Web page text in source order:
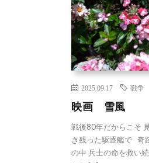
2025.09.17 戦争
映画 雪風
戦後80年だからこそ
き残った駆逐艦で 奇
の中 兵士の命を救い